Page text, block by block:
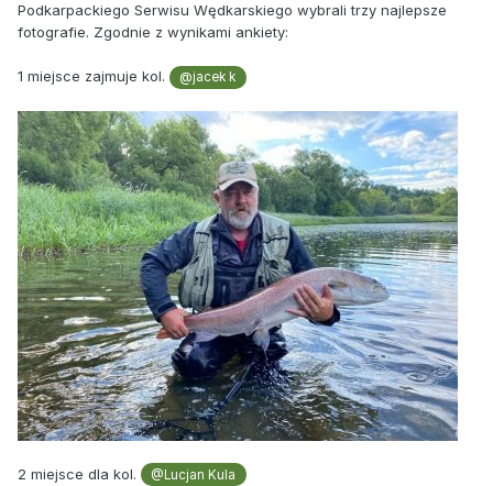
Podkarpackiego Serwisu Wędkarskiego wybrali trzy najlepsze
fotografie. Zgodnie z wynikami ankiety:
1 miejsce zajmuje kol. @jacek k
2 miejsce dla kol. @Lucjan Kula